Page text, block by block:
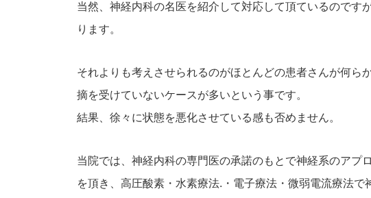
当然、神経内科の名医を紹介して対応して頂ているのです
ります。
それよりも考えさせられるのがほとんどの患者さんが何ら
摘を受けていないケースが多いという事です。
結果、徐々に状態を悪化させている感も否めません。
当院では、神経内科の専門医の承諾のもとで神経系のアプ
を頂き、高圧酸素・水素療法.・電子療法・微弱電流療法で